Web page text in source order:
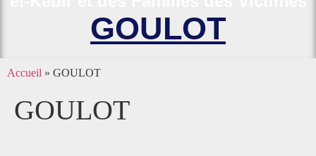
GOULOT
Accueil » GOULOT
GOULOT